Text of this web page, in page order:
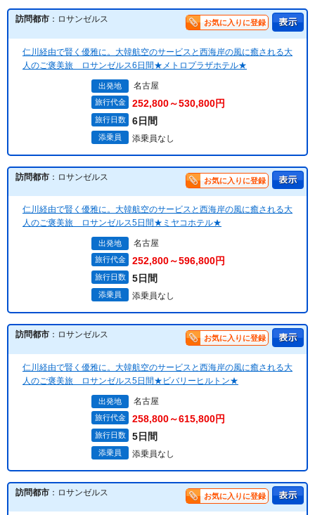
訪問都市 ：ロサンゼルス お気に入りに登録
仁川経由で賢く優雅に。大韓航空のサービスと西海岸の風に癒される大
人のご褒美旅 ロサンゼルス6日間★メトロプラザホテル★
出発地 名古屋
旅行代金 252,800～530,800円
旅行日数 6日間
添乗員 添乗員なし
訪問都市 ：ロサンゼルス お気に入りに登録
仁川経由で賢く優雅に。大韓航空のサービスと西海岸の風に癒される大
人のご褒美旅 ロサンゼルス5日間★ミヤコホテル★
出発地 名古屋
旅行代金 252,800～596,800円
旅行日数 5日間
添乗員 添乗員なし
訪問都市 ：ロサンゼルス お気に入りに登録
仁川経由で賢く優雅に。大韓航空のサービスと西海岸の風に癒される大
人のご褒美旅 ロサンゼルス5日間★ビバリーヒルトン★
出発地 名古屋
旅行代金 258,800～615,800円
旅行日数 5日間
添乗員 添乗員なし
訪問都市 ：ロサンゼルス お気に入りに登録